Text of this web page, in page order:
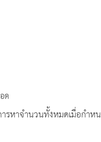
ด
รหาจำนวนทั้งหมดเมื่อกำ